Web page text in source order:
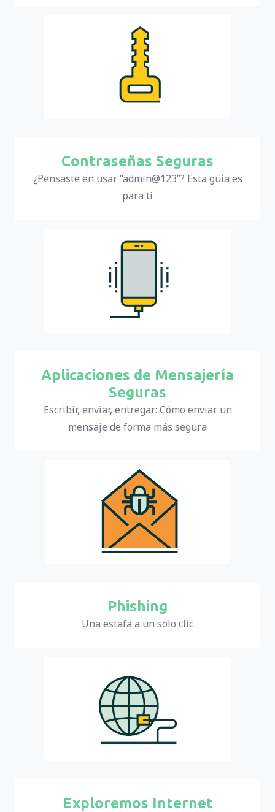
Contraseñas Seguras
¿Pensaste en usar “admin@123”? Esta guía es
para ti
Aplicaciones de Mensajería
Seguras
Escribir, enviar, entregar: Cómo enviar un
mensaje de forma más segura
Phishing
Una estafa a un solo clic
Exploremos Internet